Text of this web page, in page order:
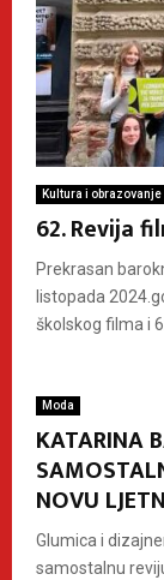
Kultura i obrazovanje
62. Revija
Prekrasan
listopada
školskog filma i
Moda
KATARINA
NOVU
Glumica i
samostalnu